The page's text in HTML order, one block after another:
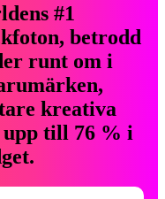
#1
betrodd
runt om i
kreativa
till 76 % i